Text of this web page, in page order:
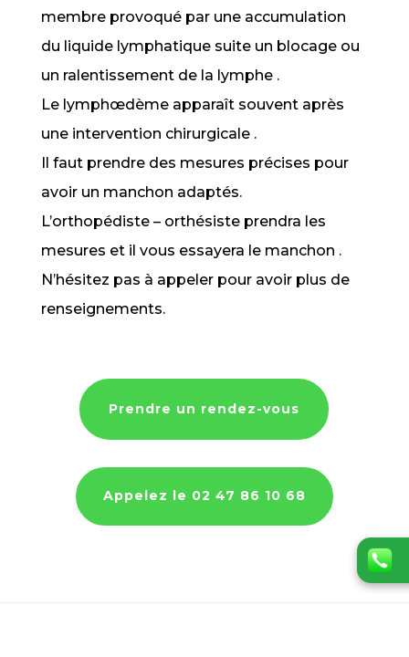
membre provoqué par une accumulation
du liquide lymphatique suite un blocage ou
un ralentissement de la lymphe .
Le lymphœdème apparaît souvent après
une intervention chirurgicale .
Il faut prendre des mesures précises pour
avoir un manchon adaptés.
L’orthopédiste – orthésiste prendra les
mesures et il vous essayera le manchon .
N’hésitez pas à appeler pour avoir plus de
renseignements.
Prendre un rendez-vous
Appelez le 02 47 86 10 68